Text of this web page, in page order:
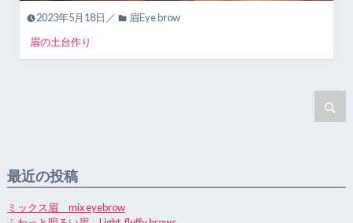
2023年5月18日／
眉Eye brow
眉の土台作り
最近の投稿
ミックス眉 mix eyebrow